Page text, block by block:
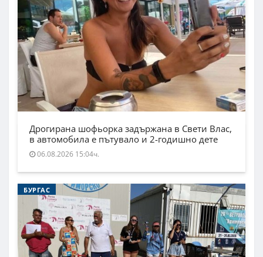
Дрогирана шофьорка задържана в Свети Влас,
в автомобила е пътувало и 2-годишно дете
06.08.2026 15:04ч.
БУРГАС